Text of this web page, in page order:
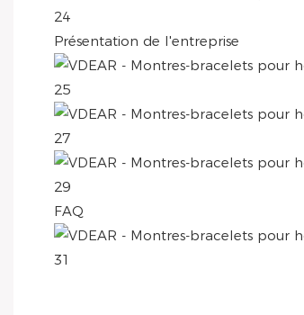
Présentation de l'entreprise
FAQ